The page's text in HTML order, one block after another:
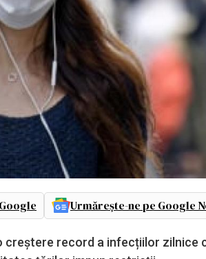
Urmărește-ne pe Google
record a infecțiilor zilnice